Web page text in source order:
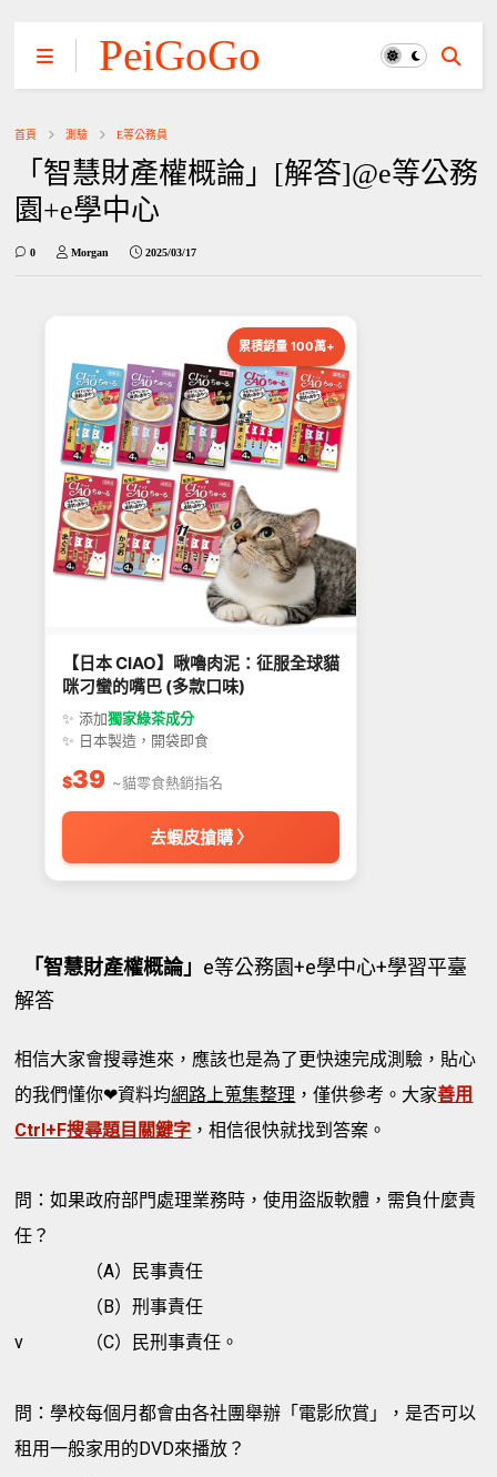
PeiGoGo
首頁 測驗 E等公務員
「智慧財產權概論」[解答]@e等公務
園+e學中心
0 Morgan 2025/03/17
累積銷量 100萬+
【日本 CIAO】啾嚕肉泥：征服全球貓
咪刁蠻的嘴巴 (多款口味)
✨ 添加獨家綠茶成分
✨ 日本製造，開袋即食
$39 ~貓零食熱銷指名
去蝦皮搶購 〉
「智慧財產權概論」 e等公務園+e學中心+學習平臺
解答
相信大家會搜尋進來，應該也是為了更快速完成測驗，貼心
的我們懂你❤資料均網路上蒐集整理 ，僅供參考。大家善用
Ctrl+F搜尋題目關鍵字 ，相信很快就找到答案。
問：如果政府部門處理業務時，使用盜版軟體，需負什麼責
任？
（A）民事責任
（B）刑事責任
v
（C）民刑事責任。
問：學校每個月都會由各社團舉辦「電影欣賞」，是否可以
租用一般家用的DVD來播放？